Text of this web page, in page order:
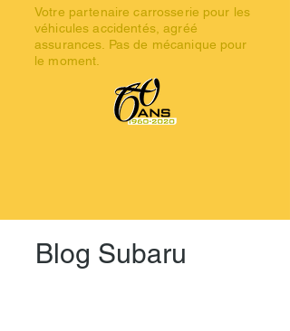
Votre partenaire carrosserie pour les
véhicules accidentés, agréé
assurances. Pas de mécanique pour
le moment.
Blog Subaru